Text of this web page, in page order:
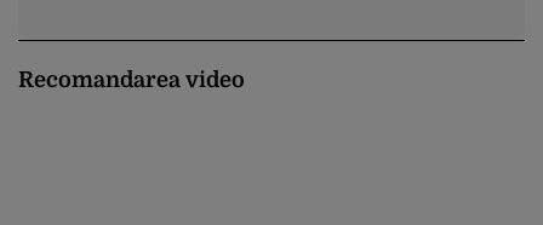
Recomandarea video